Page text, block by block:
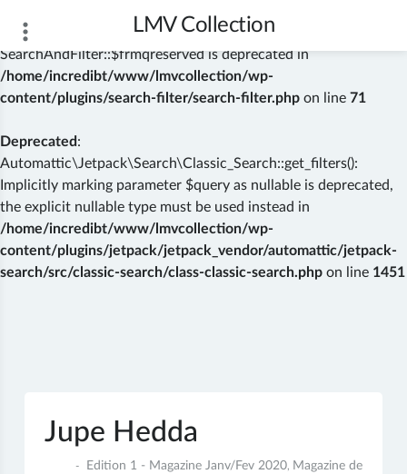
Deprecated
: Creation of dynamic property
SearchAndFilter::$frmqreserved is deprecated in
/home/incredibt/www/lmvcollection/wp-
content/plugins/search-filter/search-filter.php on line 71
Deprecated :
Automattic\Jetpack\Search\Classic_Search::get_filters():
Implicitly marking parameter $query as nullable is deprecated,
the explicit nullable type must be used instead in
/home/incredibt/www/lmvcollection/wp-
content/plugins/jetpack/jetpack_vendor/automattic/jetpack-
search/src/classic-search/class-classic-search.php on line 1451
LMV Collection
Jupe Hedda
Edition 1 - Magazine Janv/Fev 2020, Magazine de